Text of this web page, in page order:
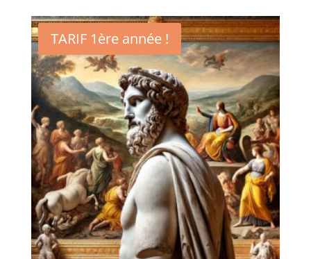
était :
38,00 €.
est :
25,00 €.
TARIF 1ère année !